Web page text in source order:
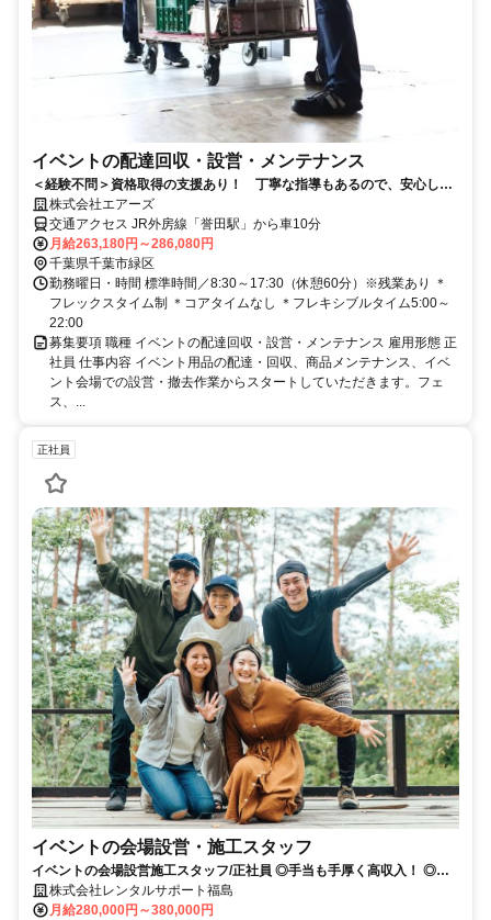
イベントの配達回収・設営・メンテナンス
＜経験不問＞資格取得の支援あり！ 丁寧な指導もあるので、安心して
スタートできます。
株式会社エアーズ
交通アクセス JR外房線「誉田駅」から車10分
月給263,180円～286,080円
千葉県千葉市緑区
勤務曜日・時間 標準時間／8:30～17:30（休憩60分）※残業あり ＊
フレックスタイム制 ＊コアタイムなし ＊フレキシブルタイム5:00～
22:00
募集要項 職種 イベントの配達回収・設営・メンテナンス 雇用形態 正
社員 仕事内容 イベント用品の配達・回収、商品メンテナンス、イベ
ント会場での設営・撤去作業からスタートしていただきます。フェ
ス、...
正社員
イベントの会場設営・施工スタッフ
イベントの会場設営施工スタッフ/正社員 ◎手当も手厚く高収入！ ◎未
経験でもOK！研修制度も充実！
株式会社レンタルサポート福島
月給280,000円～380,000円